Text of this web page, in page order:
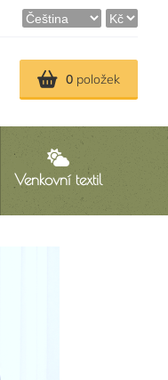
0 položek
Venkovní textil